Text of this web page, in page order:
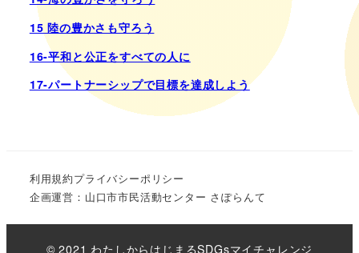
15 陸の豊かさも守ろう
16-平和と公正をすべての人に
17-パートナーシップで目標を達成しよう
利用規約プライバシーポリシー
企画運営：山口市市民活動センター さぽらんて
© 2021 わたしからはじまるSDGsマイチャレンジ